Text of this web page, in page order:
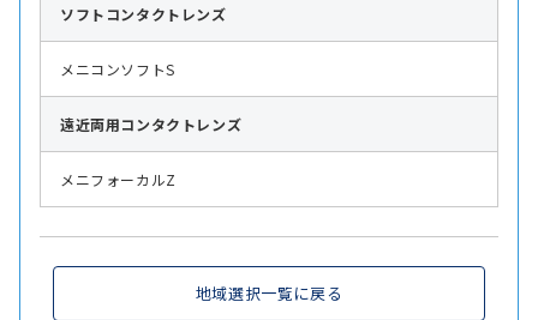
ソフト コンタクトレンズ
メニコンソフトS
遠近両用コンタクトレンズ
メニフォーカルZ
地域選択一覧に戻る